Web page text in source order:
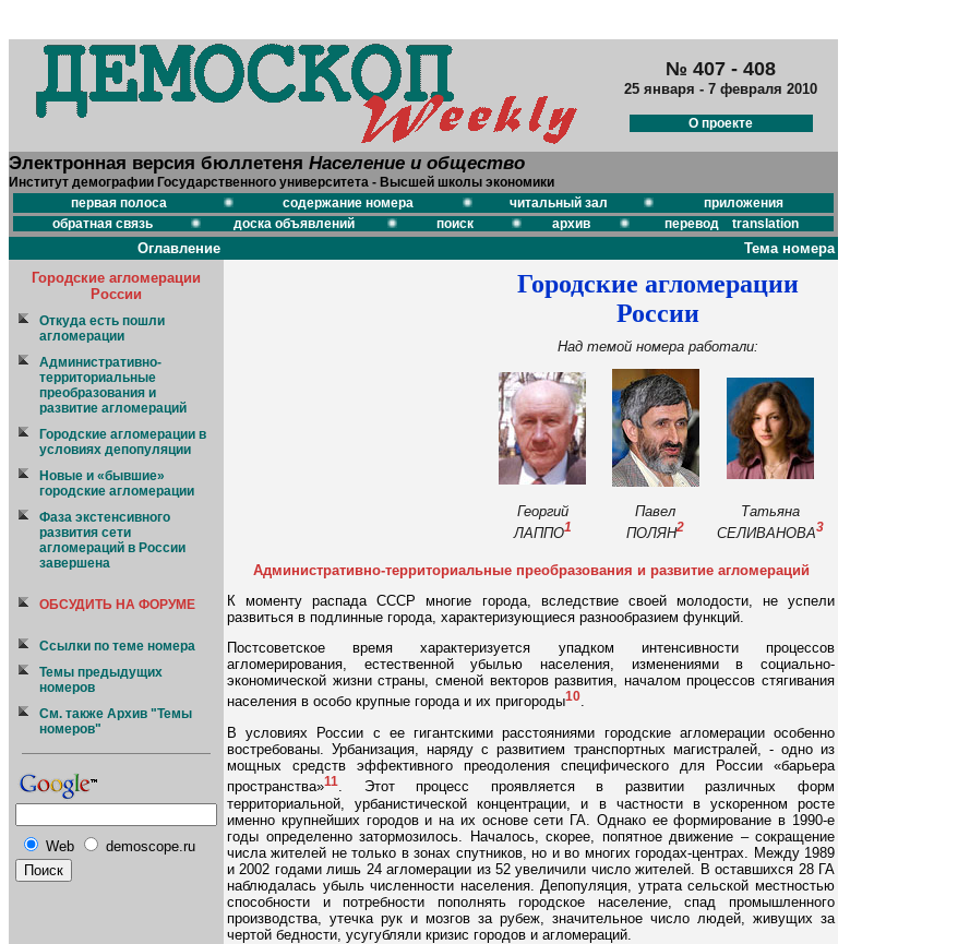
№ 407 - 408
25 января - 7 февраля 2010
О проекте
Электронная версия бюллетеня Население и общество
Институт демографии Государственного университета - Высшей школы экономики
первая полоса
содержание номера читальный зал
приложения
обратная связь
доска объявлений поиск архив перевод translation
Оглавление
Тема номера
Городские агломерации
России
Откуда есть пошли
агломерации
Административно-
территориальные
преобразования и
развитие агломераций
Городские агломерации в
условиях депопуляции
Новые и «бывшие»
городские агломерации
Фаза экстенсивного
развития сети
агломераций в России
завершена
ОБСУДИТЬ НА ФОРУМЕ
Ссылки по теме номера
Темы предыдущих
номеров
См. также Архив "Темы
номеров"
Web demoscope.ru
Городские агломерации
России
Над темой номера работали:
Георгий
ЛАППО1
Павел
ПОЛЯН2
Татьяна
СЕЛИВАНОВА3
Административно-территориальные преобразования и развитие агломераций
К моменту распада СССР многие города, вследствие своей молодости, не успели
развиться в подлинные города, характеризующиеся разнообразием функций.
Постсоветское время характеризуется упадком интенсивности процессов
агломерирования, естественной убылью населения, изменениями в социально-
экономической жизни страны, сменой векторов развития, началом процессов стягивания
населения в особо крупные города и их пригороды10.
В условиях России с ее гигантскими расстояниями городские агломерации особенно
востребованы. Урбанизация, наряду с развитием транспортных магистралей, - одно из
мощных средств эффективного преодоления специфического для России «барьера
пространства»11. Этот процесс проявляется в развитии различных форм
территориальной, урбанистической концентрации, и в частности в ускоренном росте
именно крупнейших городов и на их основе сети ГА. Однако ее формирование в 1990-е
годы определенно затормозилось. Началось, скорее, попятное движение – сокращение
числа жителей не только в зонах спутников, но и во многих городах-центрах. Между 1989
и 2002 годами лишь 24 агломерации из 52 увеличили число жителей. В оставшихся 28 ГА
наблюдалась убыль численности населения. Депопуляция, утрата сельской местностью
способности и потребности пополнять городское население, спад промышленного
производства, утечка рук и мозгов за рубеж, значительное число людей, живущих за
чертой бедности, усугубляли кризис городов и агломераций.